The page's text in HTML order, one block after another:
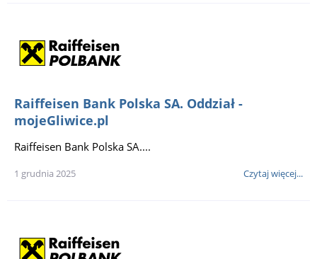
Raiffeisen Bank Polska SA. Oddział -
mojeGliwice.pl
Raiffeisen Bank Polska SA....
1 grudnia 2025 Czytaj więcej...